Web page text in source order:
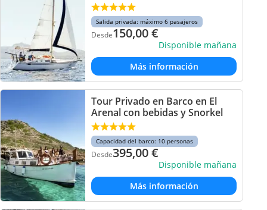
Salida privada: máximo 6 pasajeros
Desde150,00€
Disponible mañana
Más información
Tour Privado en Barco en El
Arenal con bebidas y Snorkel
Capacidad del barco: 10 personas
Desde395,00€
Disponible mañana
Más información